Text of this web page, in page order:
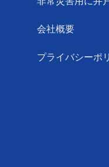
会社概要
プライバシーポ